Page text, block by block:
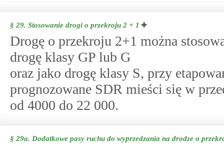
§ 29. Stosowanie drogi o przekroju 2 + 1
Drogę o przekroju 2+1 można
drogę klasy GP lub G
oraz jako drogę klasy S, przy
prognozowane SDR mieści się w
od 4000 do 22 000.
§ 29a. Dodatkowe pasy ruchu do wyprzedzania na drodze o